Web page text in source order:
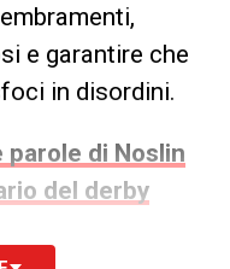
e garantire che
in disordini.
parole di Noslin
del derby